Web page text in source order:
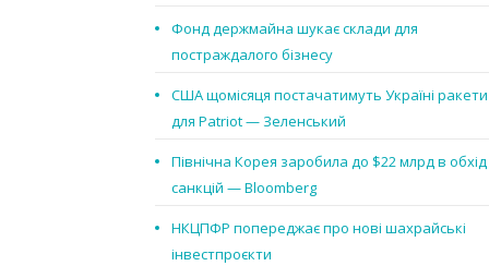
Фонд держмайна шукає склади для
постраждалого бізнесу
США щомісяця постачатимуть Україні ракети
для Patriot — Зеленський
Північна Корея заробила до $22 млрд в обхід
санкцій — Bloomberg
НКЦПФР попереджає про нові шахрайські
інвестпроєкти